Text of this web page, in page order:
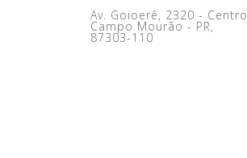
Av. Goioerê, 2320 - Centro
Campo Mourão - PR,
87303-110